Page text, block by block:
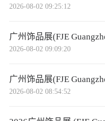
2026-08-02 09:25:12
广州饰品展(FJE
2026-08-02 09:09:20
广州饰品展(FJE
2026-08-02 08:54:52